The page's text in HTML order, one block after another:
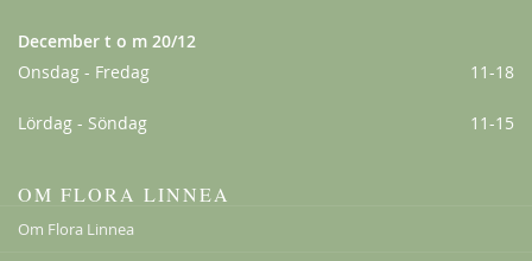
December t o m 20/12
Onsdag - Fredag
11-18
Lördag - Söndag 11-15
OM FLORA LINNEA
Om Flora Linnea